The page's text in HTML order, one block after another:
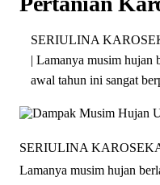
SERIULINA
| Lamanya musim hujan
awal tahun ini sangat
SERIULINA
Lamanya musim hujan